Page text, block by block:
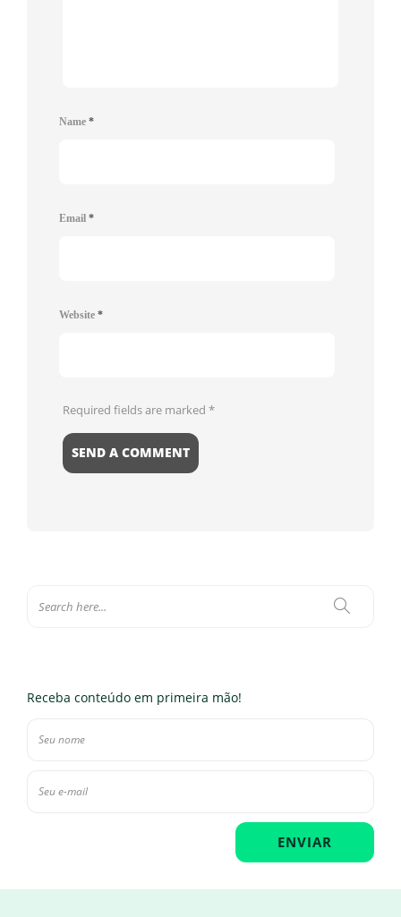
Name *
Email *
Website *
Required fields are marked *
Receba conteúdo em primeira mão!